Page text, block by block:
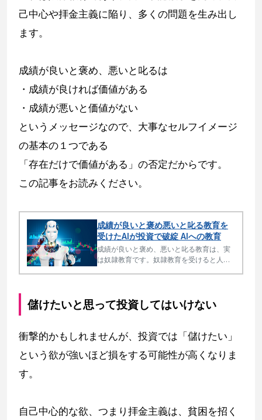
己中心や拝金主義に陥り、多くの問題を生み出し
ます。
成績が良いと褒め、悪いと叱るは
・成績が良ければ価値がある
・成績が悪いと価値がない
というメッセージなので、大事なセルフイメージ
の基本の１つである
「存在だけで価値がある」の否定だからです。
この記事をお読みください。
成績が良いと褒め悪いと叱る教育を
受けたAIが投資で破綻 AIへの教育
成績が良いと褒め、悪いと叱る教育は、実
は奴隷教育です。奴隷教育を受けると人も
儲けたいと思って投資してはいけない
衝撃的かもしれませんが、投資では「儲けたい」
という欲が強いほど損をする可能性が高くなりま
す。
自己中心的な欲、つまり拝金主義は、貧困を招く